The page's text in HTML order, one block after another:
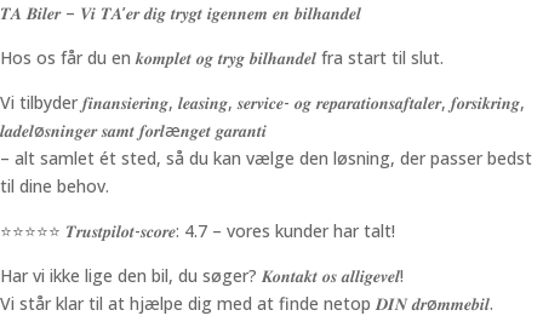
𝑻𝑨 𝑩𝒊𝒍𝒆𝒓 – 𝑽𝒊 𝑻𝑨’𝒆𝒓 𝒅𝒊𝒈 𝒕𝒓𝒚𝒈𝒕 𝒊𝒈𝒆𝒏𝒏𝒆𝒎 𝒆𝒏 𝒃𝒊𝒍𝒉𝒂𝒏𝒅𝒆𝒍
Hos os får du en 𝒌𝒐𝒎𝒑𝒍𝒆𝒕 𝒐𝒈 𝒕𝒓𝒚𝒈 𝒃𝒊𝒍𝒉𝒂𝒏𝒅𝒆𝒍 fra start til slut.
Vi tilbyder 𝒇𝒊𝒏𝒂𝒏𝒔𝒊𝒆𝒓𝒊𝒏𝒈, 𝒍𝒆𝒂𝒔𝒊𝒏𝒈, 𝒔𝒆𝒓𝒗𝒊𝒄𝒆- 𝒐𝒈 𝒓𝒆𝒑𝒂𝒓𝒂𝒕𝒊𝒐𝒏𝒔𝒂𝒇𝒕𝒂𝒍𝒆𝒓, 𝒇𝒐𝒓𝒔𝒊𝒌𝒓𝒊𝒏𝒈,
𝒍𝒂𝒅𝒆𝒍ø𝒔𝒏𝒊𝒏𝒈𝒆𝒓 𝒔𝒂𝒎𝒕 𝒇𝒐𝒓𝒍æ𝒏𝒈𝒆𝒕 𝒈𝒂𝒓𝒂𝒏𝒕𝒊
– alt samlet ét sted, så du kan vælge den løsning, der passer bedst
til dine behov.
⭐️⭐️⭐️⭐️⭐️ 𝑻𝒓𝒖𝒔𝒕𝒑𝒊𝒍𝒐𝒕-𝒔𝒄𝒐𝒓𝒆: 4.7 – vores kunder har talt!
Har vi ikke lige den bil, du søger? 𝑲𝒐𝒏𝒕𝒂𝒌𝒕 𝒐𝒔 𝒂𝒍𝒍𝒊𝒈𝒆𝒗𝒆𝒍!
Vi står klar til at hjælpe dig med at finde netop 𝑫𝑰𝑵 𝒅𝒓ø𝒎𝒎𝒆𝒃𝒊𝒍.